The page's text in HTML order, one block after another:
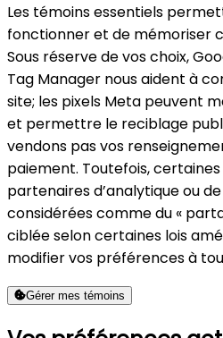
Les témoins essentiels
fonctionner et de mémoriser
Sous réserve de vos choix,
Tag Manager nous aident à
site; les pixels Meta peuvent
et permettre le reciblage
vendons pas vos
paiement. Toutefois,
partenaires d’analytique ou
considérées comme du «
ciblée selon certaines lois
modifier vos préférences à
Gérer mes témoins